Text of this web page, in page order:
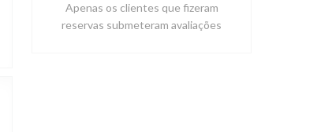
Apenas os clientes que fizeram
reservas submeteram avaliações